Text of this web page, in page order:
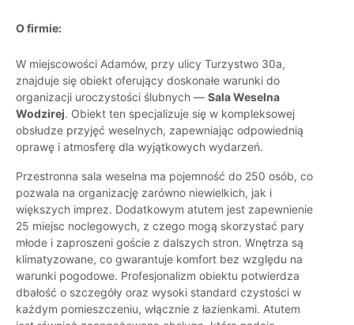
O firmie:
W miejscowości Adamów, przy ulicy Turzystwo 30a,
znajduje się obiekt oferujący doskonałe warunki do
organizacji uroczystości ślubnych — Sala Weselna
Wodzirej. Obiekt ten specjalizuje się w kompleksowej
obsłudze przyjęć weselnych, zapewniając odpowiednią
oprawę i atmosferę dla wyjątkowych wydarzeń.
Przestronna sala weselna ma pojemność do 250 osób, co
pozwala na organizację zarówno niewielkich, jak i
większych imprez. Dodatkowym atutem jest zapewnienie
25 miejsc noclegowych, z czego mogą skorzystać pary
młode i zaproszeni goście z dalszych stron. Wnętrza są
klimatyzowane, co gwarantuje komfort bez względu na
warunki pogodowe. Profesjonalizm obiektu potwierdza
dbałość o szczegóły oraz wysoki standard czystości w
każdym pomieszczeniu, włącznie z łazienkami. Atutem